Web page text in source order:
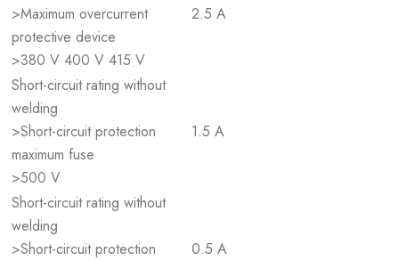
>Maximum overcurrent
protective device
>380 V 400 V 415 V
2.5 A
Short-circuit rating without
welding
>Short-circuit protection
maximum fuse
>500 V
1.5 A
Short-circuit rating without
welding
>Short-circuit protection
0.5 A